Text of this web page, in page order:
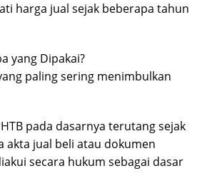
harga jual sejak beberapa tahun
yang Dipakai?
paling sering menimbulkan
pada dasarnya terutang sejak
akta jual beli atau dokumen
secara hukum sebagai dasar